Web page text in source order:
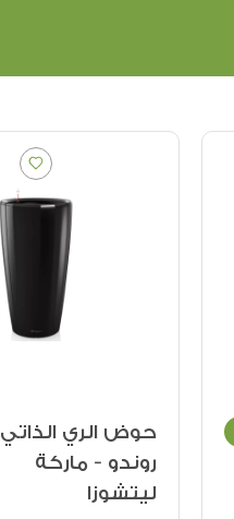
حوض الري الذاتي
روندو - ماركة
ليتشوزا